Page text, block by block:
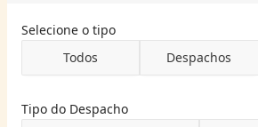
Selecione o tipo
Todos
Despachos
Tipo do Despacho